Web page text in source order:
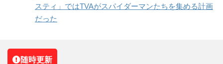
スティ」ではTVAがスパイダーマンたちを集める計画
だった
随時更新